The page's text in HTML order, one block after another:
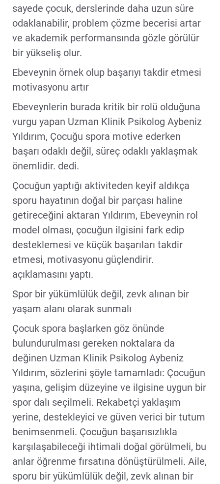
sayede çocuk, derslerinde daha uzun süre
odaklanabilir, problem çözme becerisi artar
ve akademik performansında gözle görülür
bir yükseliş olur.
Ebeveynin örnek olup başarıyı takdir etmesi
motivasyonu artır
Ebeveynlerin burada kritik bir rolü olduğuna
vurgu yapan Uzman Klinik Psikolog Aybeniz
Yıldırım, Çocuğu spora motive ederken
başarı odaklı değil, süreç odaklı yaklaşmak
önemlidir. dedi.
Çocuğun yaptığı aktiviteden keyif aldıkça
sporu hayatının doğal bir parçası haline
getireceğini aktaran Yıldırım, Ebeveynin rol
model olması, çocuğun ilgisini fark edip
desteklemesi ve küçük başarıları takdir
etmesi, motivasyonu güçlendirir.
açıklamasını yaptı.
Spor bir yükümlülük değil, zevk alınan bir
yaşam alanı olarak sunmalı
Çocuk spora başlarken göz önünde
bulundurulması gereken noktalara da
değinen Uzman Klinik Psikolog Aybeniz
Yıldırım, sözlerini şöyle tamamladı: Çocuğun
yaşına, gelişim düzeyine ve ilgisine uygun bir
spor dalı seçilmeli. Rekabetçi yaklaşım
yerine, destekleyici ve güven verici bir tutum
benimsenmeli. Çocuğun başarısızlıkla
karşılaşabileceği ihtimali doğal görülmeli, bu
anlar öğrenme fırsatına dönüştürülmeli. Aile,
sporu bir yükümlülük değil, zevk alınan bir